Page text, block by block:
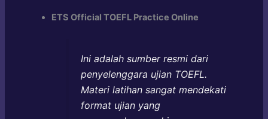
ETS Official TOEFL Practice Online
Ini adalah sumber resmi dari
penyelenggara ujian TOEFL.
Materi latihan sangat mendekati
format ujian yang